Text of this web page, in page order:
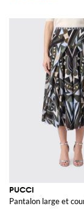
PUCCI
Pantalon large et